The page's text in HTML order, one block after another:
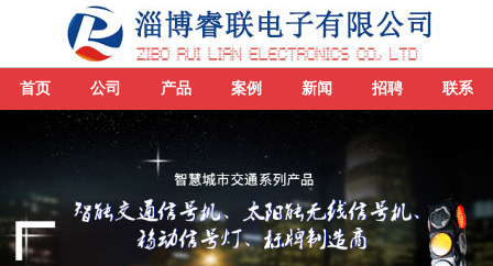
首页 公司 产品 案例 新闻 招聘 联系